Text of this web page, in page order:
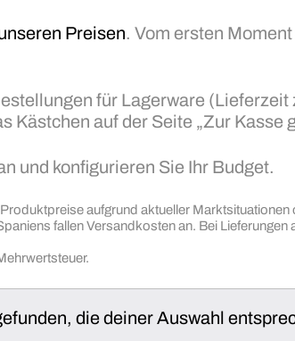
Preisen. Vom ersten
für Lagerware
Kästchen auf der Seite „Zur Kasse
und konfigurieren Sie Ihr Budget.
aufgrund aktueller
fallen Versandkosten an. Bei
die deiner Auswahl